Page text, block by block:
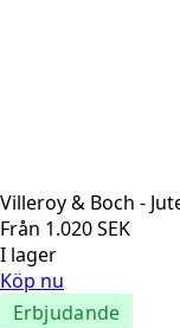
Villeroy & Boch -
Från 1.020SEK
I lager
Köp nu
Erbjudande